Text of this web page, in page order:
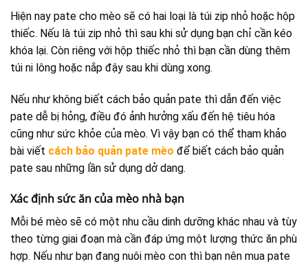
Hiện nay pate cho mèo sẽ có hai loại là túi zip nhỏ hoặc hộp
thiếc. Nếu là túi zip nhỏ thì sau khi sử dụng bạn chỉ cần kéo
khóa lại. Còn riêng với hộp thiếc nhỏ thì bạn cần dùng thêm
túi ni lông hoặc nắp đậy sau khi dùng xong.
Nếu như không biết cách bảo quản pate thì dẫn đến việc
pate dễ bị hỏng, điều đó ảnh hưởng xấu đến hệ tiêu hóa
cũng như sức khỏe của mèo. Vì vậy bạn có thể tham khảo
bài viết cách bảo quản pate mèo để biết cách bảo quản
pate sau những lần sử dụng dở dang.
Xác định sức ăn của mèo nhà bạn
Mỗi bé mèo sẽ có một nhu cầu dinh dưỡng khác nhau và tùy
theo từng giai đoạn mà cần đáp ứng một lượng thức ăn phù
hợp. Nếu như bạn đang nuôi mèo con thì bạn nên mua pate